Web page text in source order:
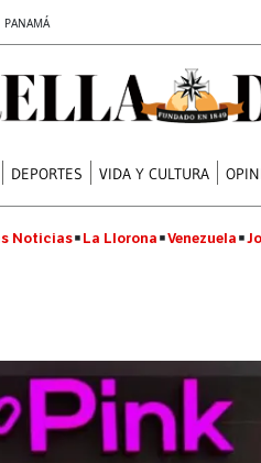
DEPORTES VIDA Y CULTURA
Noticias La Llorona Venezuela